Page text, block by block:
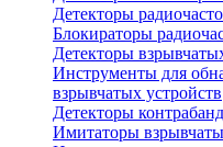
Детекторы
Блокираторы
Детекторы
Инструменты для
взрывчатых устройств
Детекторы
Имитаторы